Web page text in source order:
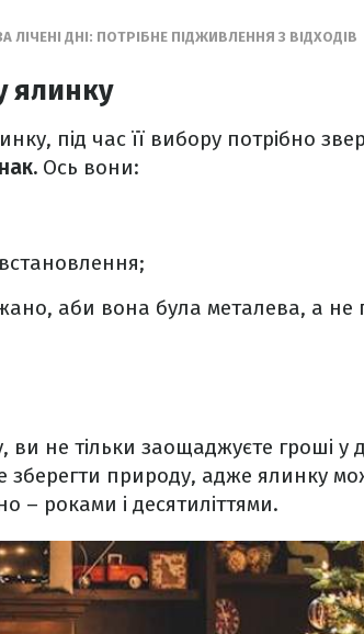
ЛІЧЕНІ ДНІ: ПОТРІБНЕ ПІДЖИВЛЕННЯ З ВІДХОДІВ
ялинку
під час її вибору потрібно
Ось вони:
аби вона була металева, а не
не тільки заощаджуєте гроші у
зберегти природу, адже ялинку
– роками і десятиліттями.